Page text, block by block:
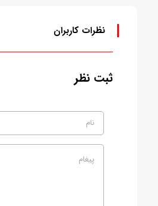
نظرات کاربران
ثبت نظر